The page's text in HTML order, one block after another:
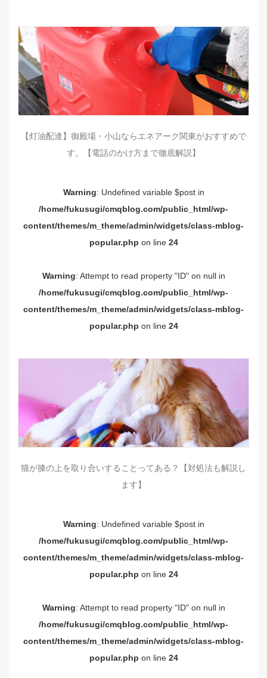
【灯油配達】御殿場・小山ならエネアーク関東がおすすめで
す。【電話のかけ方まで徹底解説】
Warning: Undefined variable $post in
/home/fukusugi/cmqblog.com/public_html/wp-
content/themes/m_theme/admin/widgets/class-mblog-
popular.php on line 24
Warning: Attempt to read property "ID" on null in
/home/fukusugi/cmqblog.com/public_html/wp-
content/themes/m_theme/admin/widgets/class-mblog-
popular.php on line 24
猫が膝の上を取り合いすることってある？【対処法も解説し
ます】
Warning: Undefined variable $post in
/home/fukusugi/cmqblog.com/public_html/wp-
content/themes/m_theme/admin/widgets/class-mblog-
popular.php on line 24
Warning: Attempt to read property "ID" on null in
/home/fukusugi/cmqblog.com/public_html/wp-
content/themes/m_theme/admin/widgets/class-mblog-
popular.php on line 24